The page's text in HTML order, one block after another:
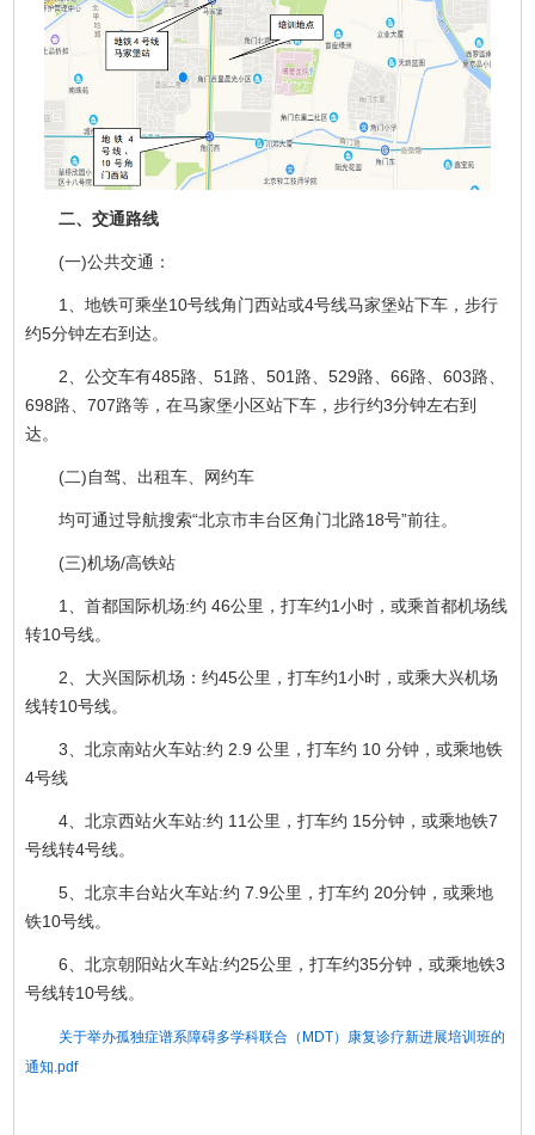
二、交通路线
(一)公共交通：
1、地铁可乘坐10号线角门西站或4号线马家堡站下车，步行
约5分钟左右到达。
2、公交车有485路、51路、501路、529路、66路、603路、
698路、707路等，在马家堡小区站下车，步行约3分钟左右到
达。
(二)自驾、出租车、网约车
均可通过导航搜索“北京市丰台区角门北路18号”前往。
(三)机场/高铁站
1、首都国际机场:约 46公里，打车约1小时，或乘首都机场线
转10号线。
2、大兴国际机场：约45公里，打车约1小时，或乘大兴机场
线转10号线。
3、北京南站火车站:约 2.9 公里，打车约 10 分钟，或乘地铁
4号线
4、北京西站火车站:约 11公里，打车约 15分钟，或乘地铁7
号线转4号线。
5、北京丰台站火车站:约 7.9公里，打车约 20分钟，或乘地
铁10号线。
6、北京朝阳站火车站:约25公里，打车约35分钟，或乘地铁3
号线转10号线。
关于举办孤独症谱系障碍多学科联合（MDT）康复诊疗新进展培训班的
通知.pdf